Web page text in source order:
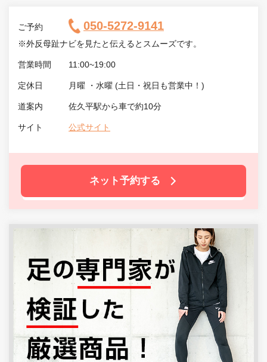
ご予約 050-5272-9141
※外反母趾ナビを見たと伝えるとスムーズです。
営業時間 11:00~19:00
定休日 月曜 ・水曜 (土日・祝日も営業中！)
道案内 佐久平駅から車で約10分
サイト 公式サイト
ネット予約する